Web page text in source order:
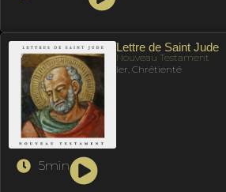
Lettre de Saint Jude
Nouveau Testament
Ier, Chrétienté
5min